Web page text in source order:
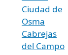
Ciudad de
Osma
Cabrejas
del Campo